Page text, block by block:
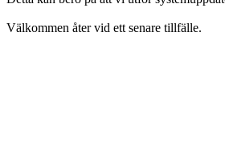
Välkommen åter vid ett senare tillfälle.